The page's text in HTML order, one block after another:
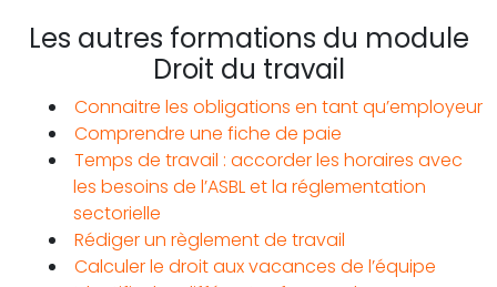
Les autres formations du module
Droit du travail
Connaitre les obligations en tant qu’employeur
Comprendre une fiche de paie
Temps de travail : accorder les horaires avec
les besoins de l’ASBL et la réglementation
sectorielle
Rédiger un règlement de travail
Calculer le droit aux vacances de l’équipe